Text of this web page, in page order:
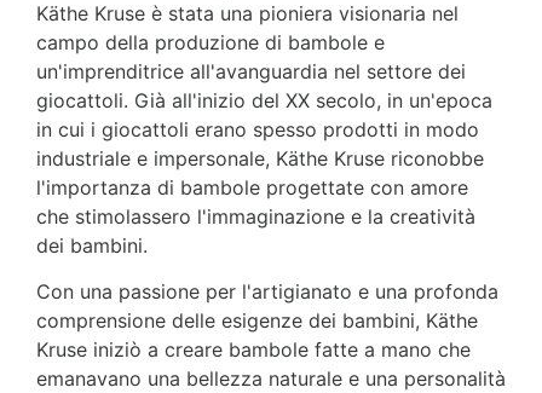
Käthe Kruse è stata una pioniera visionaria nel
campo della produzione di bambole e
un'imprenditrice all'avanguardia nel settore dei
giocattoli. Già all'inizio del XX secolo, in un'epoca
in cui i giocattoli erano spesso prodotti in modo
industriale e impersonale, Käthe Kruse riconobbe
l'importanza di bambole progettate con amore
che stimolassero l'immaginazione e la creatività
dei bambini.
Con una passione per l'artigianato e una profonda
comprensione delle esigenze dei bambini, Käthe
Kruse iniziò a creare bambole fatte a mano che
emanavano una bellezza naturale e una personalità